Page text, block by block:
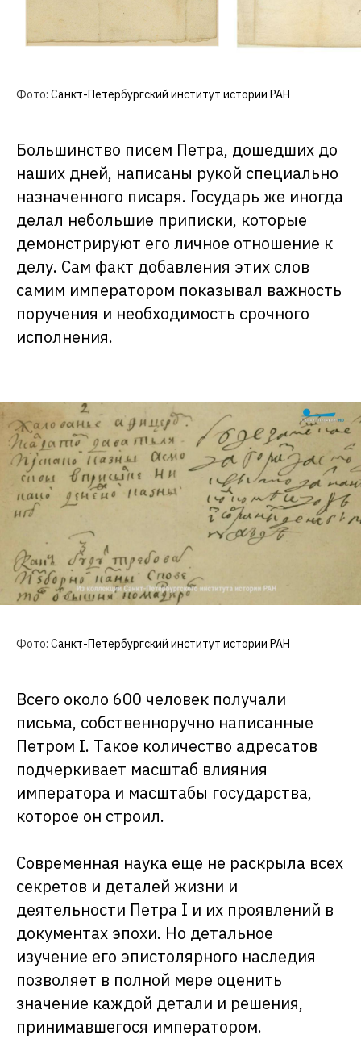
Фото: Санкт-Петербургский институт истории РАН
Большинство писем Петра, дошедших до
наших дней, написаны рукой специально
назначенного писаря. Государь же иногда
делал небольшие приписки, которые
демонстрируют его личное отношение к
делу. Сам факт добавления этих слов
самим императором показывал важность
поручения и необходимость срочного
исполнения.
Фото: Санкт-Петербургский институт истории РАН
Всего около 600 человек получали
письма, собственноручно написанные
Петром I. Такое количество адресатов
подчеркивает масштаб влияния
императора и масштабы государства,
которое он строил.
Современная наука еще не раскрыла всех
секретов и деталей жизни и
деятельности Петра I и их проявлений в
документах эпохи. Но детальное
изучение его эпистолярного наследия
позволяет в полной мере оценить
значение каждой детали и решения,
принимавшегося императором.